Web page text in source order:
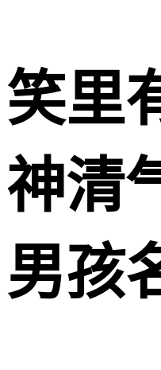
笑里
神清
男孩